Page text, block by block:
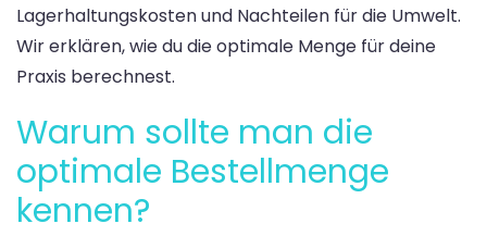
Lagerhaltungskosten und Nachteilen für die Umwelt.
Wir erklären, wie du die optimale Menge für deine
Praxis berechnest.
Warum sollte man die
optimale Bestellmenge
kennen?